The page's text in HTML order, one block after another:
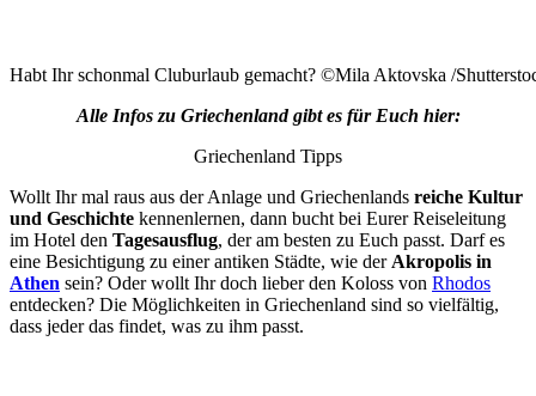
Habt Ihr schonmal Cluburlaub gemacht? ©Mila Aktovska /
Alle Infos zu Griechenland gibt es für Euch hier:
Griechenland Tipps
Wollt Ihr mal raus aus der Anlage und Griechenlands reiche Kultur
und Geschichte kennenlernen, dann bucht bei Eurer Reiseleitung
im Hotel den Tagesausflug, der am besten zu Euch passt. Darf es
eine Besichtigung zu einer antiken Städte, wie der Akropolis in
Athen sein? Oder wollt Ihr doch lieber den Koloss von Rhodos
entdecken? Die Möglichkeiten in Griechenland sind so vielfältig,
dass jeder das findet, was zu ihm passt.